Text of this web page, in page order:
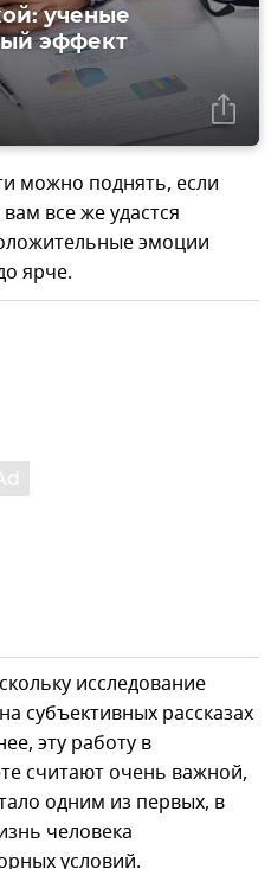
ученые
эффект
можно поднять, если
все же удастся
эмоции
ярче.
исследование
субъективных рассказах
эту работу в
считают очень важной,
одним из первых, в
человека
условий.